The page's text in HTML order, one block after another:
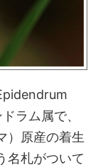
ラム属で、
）原産の着生
名札がついて